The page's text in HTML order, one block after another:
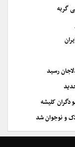
گربه
رسید
و نوجوان شد